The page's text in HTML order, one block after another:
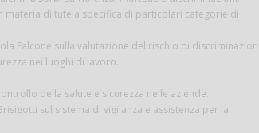
materia di tutela specifica di particolari categorie di
Falcone sulla valutazione del rischio di
nei luoghi di lavoro.
della salute e sicurezza nelle aziende.
sul sistema di vigilanza e assistenza per la